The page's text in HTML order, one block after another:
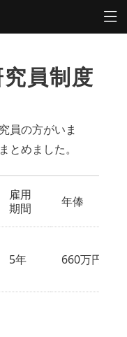
員制度
員の方がいま
とめました。
雇用
期間
年俸
5年 660万円